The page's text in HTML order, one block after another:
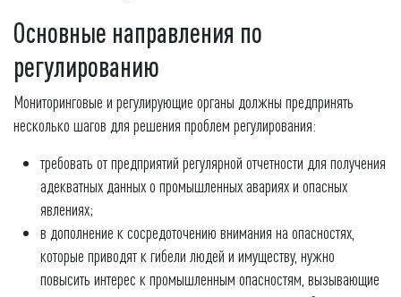
Основные направления по
регулированию
Мониторинговые и регулирующие органы должны предпринять
несколько шагов для решения проблем регулирования:
требовать от предприятий регулярной отчетности для получения
адекватных данных о промышленных авариях и опасных
явлениях;
в дополнение к сосредоточению внимания на опасностях,
которые приводят к гибели людей и имуществу, нужно
повысить интерес к промышленным опасностям, вызывающие